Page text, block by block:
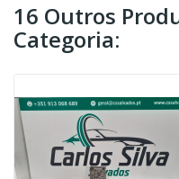
16 Outros
Categoria: